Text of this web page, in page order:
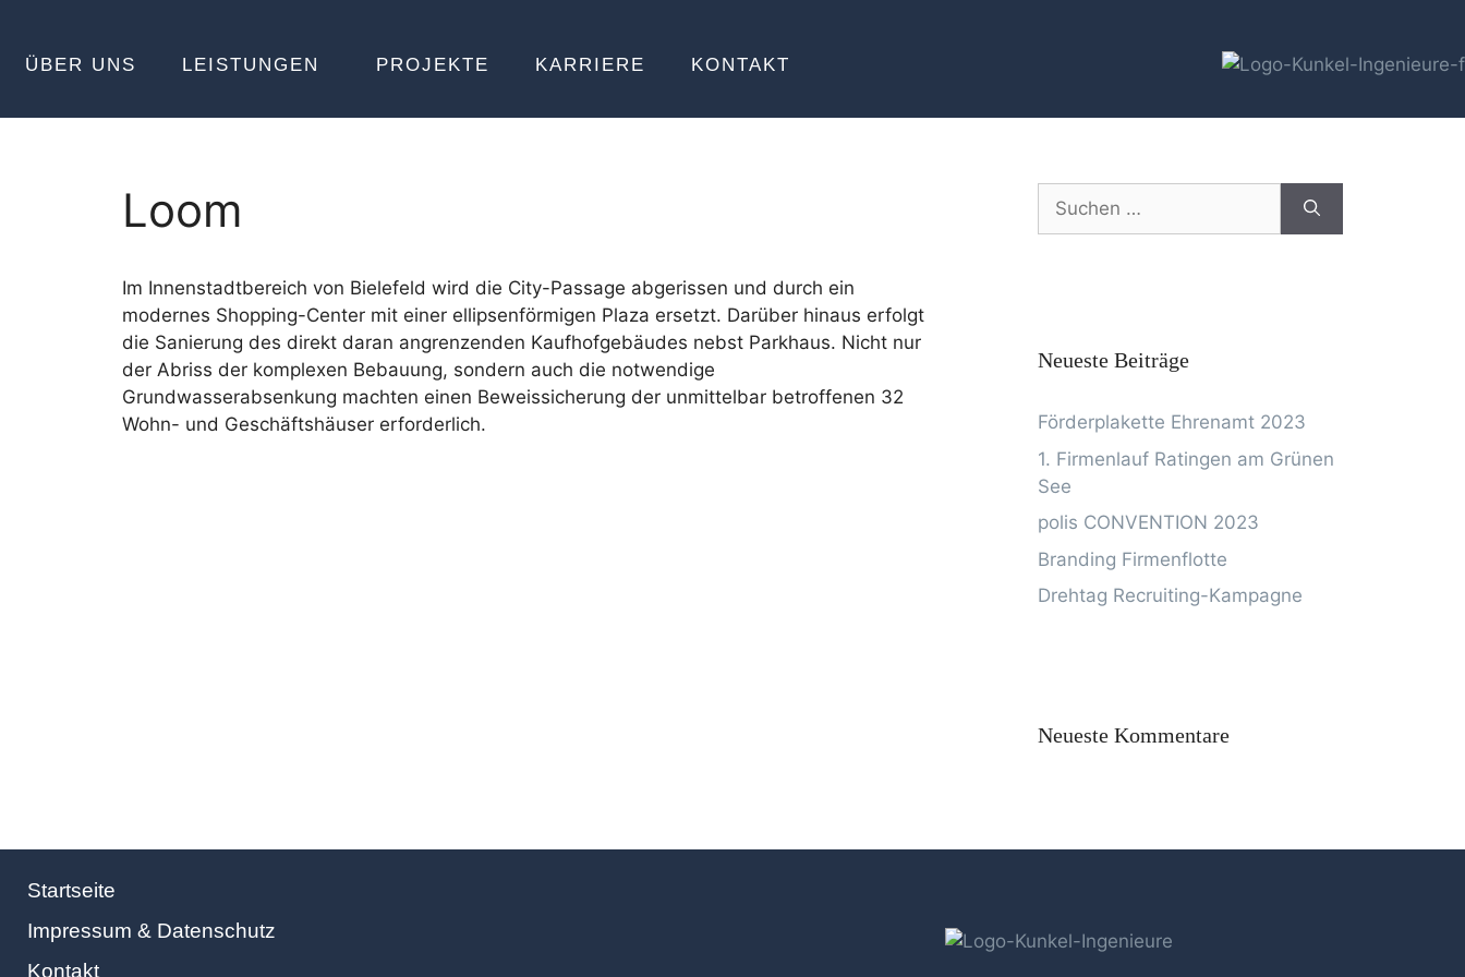
ÜBER UNS LEISTUNGEN PROJEKTE KARRIERE KONTAKT
Loom
Im Innenstadtbereich von Bielefeld wird die City-Passage abgerissen und durch ein
modernes Shopping-Center mit einer ellipsenförmigen Plaza ersetzt. Darüber hinaus erfolgt
die Sanierung des direkt daran angrenzenden Kaufhofgebäudes nebst Parkhaus. Nicht nur
der Abriss der komplexen Bebauung, sondern auch die notwendige
Grundwasserabsenkung machten einen Beweissicherung der unmittelbar betroffenen 32
Wohn- und Geschäftshäuser erforderlich.
Neueste Beiträge
Förderplakette Ehrenamt 2023
1. Firmenlauf Ratingen am Grünen
See
polis CONVENTION 2023
Branding Firmenflotte
Drehtag Recruiting-Kampagne
Neueste Kommentare
Startseite
Impressum & Datenschutz
Kontakt